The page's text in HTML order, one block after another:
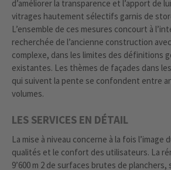
d’améliorer la transparence et l’apport de
vitrages hautement sélectifs garnis de
L’ensemble de ces mesures concourt à
recherchée de l’ancienne construction
complexe, dans les limites des définitions
existantes. Les thèmes de façades dans
qui suivent la pente se confondent entre
volumes.
LES SERVICES EN DÉTAIL
La mise à niveau concerne à la fois l’image
qualités et le confort des utilisateurs. La
9’600 m 2 de surfaces brutes de planchers,